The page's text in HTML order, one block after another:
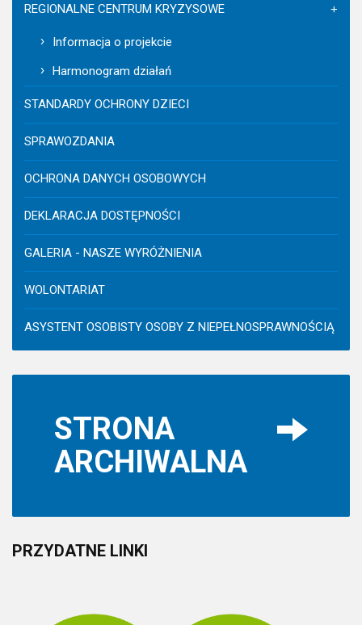
REGIONALNE CENTRUM KRYZYSOWE
Informacja o projekcie
Harmonogram działań
STANDARDY OCHRONY DZIECI
SPRAWOZDANIA
OCHRONA DANYCH OSOBOWYCH
DEKLARACJA DOSTĘPNOŚCI
GALERIA - NASZE WYRÓŻNIENIA
WOLONTARIAT
ASYSTENT OSOBISTY OSOBY Z NIEPEŁNOSPRAWNOŚCIĄ
STRONA
ARCHIWALNA
PRZYDATNE LINKI